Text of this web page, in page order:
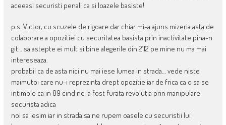
aceeasi securisti penali ca si loazele basiste!
p.s. Victor, cu scuzele de rigoare dar chiar mi-a ajuns mizeria asta de
colaborare a opozitiei cu securitatea basista prin inactivitate pina-n
git… sa astepte ei mult si bine alegerile din 2112 pe mine nu ma mai
intereseaza.
probabil ca de asta nici nu mai iese lumea in strada… vede niste
maimutoi care nu-i reprezinta drept opozitie iar de frica ca o sa se
intimple ca in 89 cind ne-a fost furata revolutia prin manipulare
securista adica
noi sa iesim iar in strada sa ne rupem oasele cu securistii lui